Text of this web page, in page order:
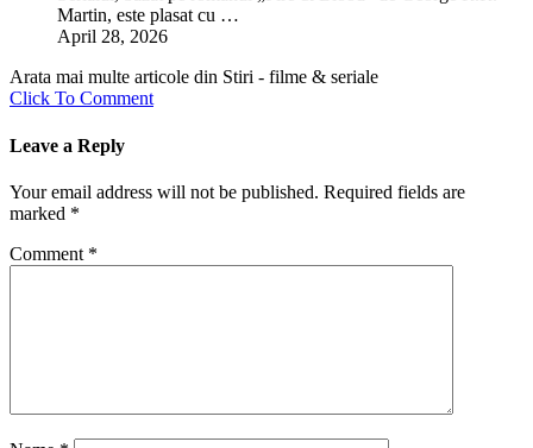
Martin, este plasat cu …
April 28, 2026
Arata mai multe articole din Stiri - filme & seriale
Click To Comment
Leave a Reply
Your email address will not be published. Required fields are
marked *
Comment *